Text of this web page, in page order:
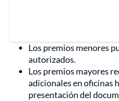
Los premios menores
autorizados.
Los premios mayores
adicionales en oficinas
presentación del